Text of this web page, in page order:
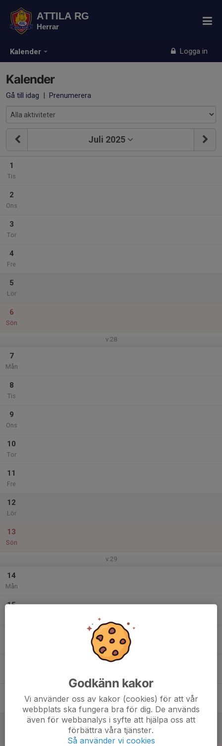
Kalender Logga in
ATTILA RG
Herrar
Kalender
Gå till idag | Prenumerera
Juli 2025
1
Tis
2
Ons
3
Tor
4
Fre
5
Lör
6
Sön
v.28
7
Mån
8
Tis
9
Ons
10
Tor
11
Fre
12
Lör
13
Sön
v.29
14
Mån
15
Godkänn kakor
Vi använder oss av kakor (cookies) för att vår
webbplats ska fungera bra för dig. De används
även för webbanalys i syfte att hjälpa oss att
förbättra våra tjänster.
Så använder vi cookies